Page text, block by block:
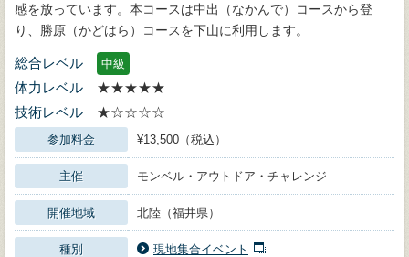
感を放っています。本コースは中出（なかんで）コースから登
り、勝原（かどはら）コースを下山に利用します。
総合レベル 中級
体力レベル
★★★★★
技術レベル
★☆☆☆☆
参加料金 ¥13,500（税込）
主催 モンベル・アウトドア・チャレンジ
開催地域 北陸（福井県）
種別 現地集合イベント